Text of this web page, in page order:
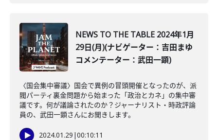
NEWS TO THE TABLE 2024年1月
29日(月)(ナビゲーター：吉田まゆ
コメンテーター：武田一顕)
〈国会集中審議〉国会で異例の冒頭開催となったのが、派
閥パーティ裏金問題から始まった「政治とカネ」の集中審
議です。何が議論されたのか？ジャーナリスト・時政評論
員の、武田一顕さんにお聞きします。
2024.01.29 |00:10:11